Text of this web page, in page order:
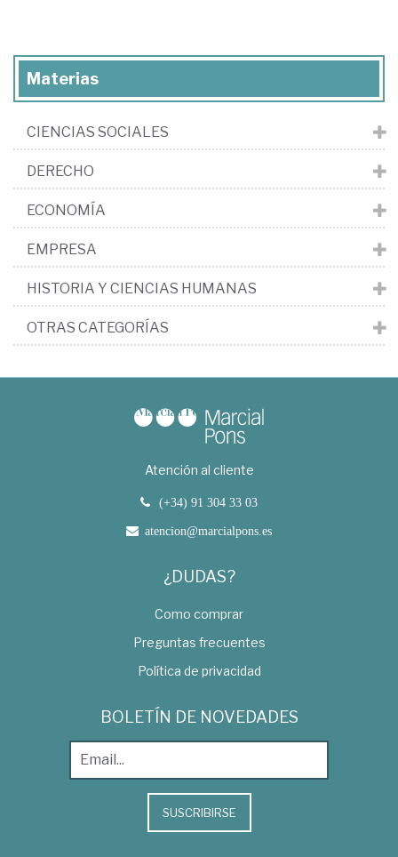
Materias
CIENCIAS SOCIALES
DERECHO
ECONOMÍA
EMPRESA
HISTORIA Y CIENCIAS HUMANAS
OTRAS CATEGORÍAS
Atención al cliente
(+34) 91 304 33 03
atencion@marcialpons.es
¿DUDAS?
Como comprar
Preguntas frecuentes
Política de privacidad
BOLETÍN DE NOVEDADES
SUSCRIBIRSE